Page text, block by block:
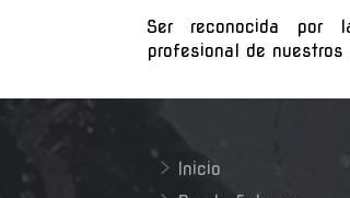
Ser reconocida por
profesional de nuestros
Inicio